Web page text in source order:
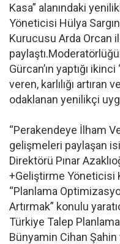
Kasa” alanındaki
Yöneticisi Hülya
Kurucusu Arda Orcan
Gürcan’ın yaptığı
veren, karlılığı
odaklanan yenilikçi
“Perakendeye İlham
gelişmeleri paylaşan
Direktörü Pınar
+Geliştirme Yöneticisi
“Planlama
Artırmak” konulu
Türkiye Talep
Bünyamin Cihan